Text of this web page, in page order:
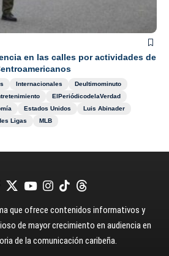
en las calles por actividades de
Internacionales
Deultimominuto
ElPeriódicodelaVerdad
Estados Unidos
Luis Abinader
Ligas MLB
que ofrece contenidos informativos y
de mayor crecimiento en audiencia en
de la comunicación caribeña.